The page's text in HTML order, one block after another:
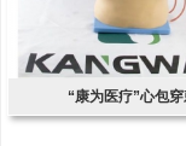
“康为医疗”心包穿